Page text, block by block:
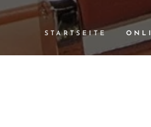
STARTSEITE